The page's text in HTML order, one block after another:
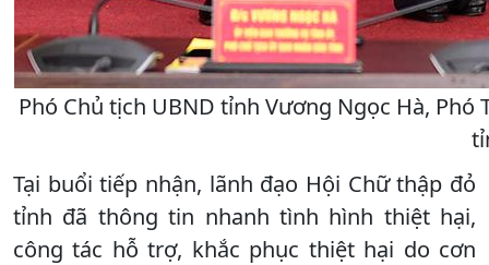
Phó Chủ tịch UBND tỉnh Vương Ngọc Hà,
Tại buổi tiếp nhận, lãnh đạo Hội Chữ thập đỏ
tỉnh đã thông tin nhanh tình hình thiệt hại,
công tác hỗ trợ, khắc phục thiệt hại do cơn